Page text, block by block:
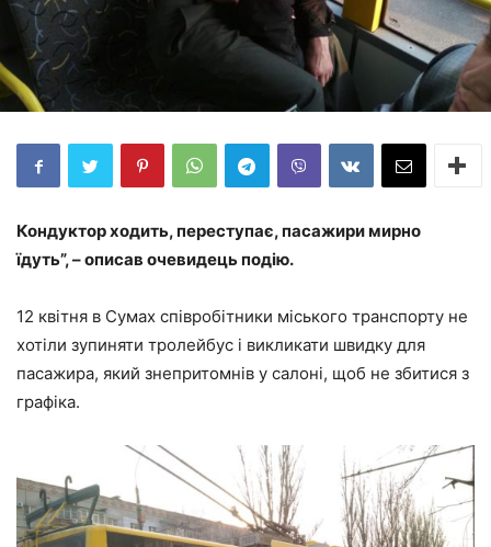
Кондуктор ходить, переступає, пасажири мирно
їдуть”, – описав очевидець подію.
12 квітня в Сумах співробітники міського транспорту не
хотіли зупиняти тролейбус і викликати швидку для
пасажира, який знепритомнів у салоні, щоб не збитися з
графіка.